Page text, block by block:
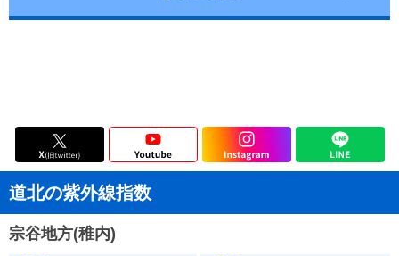
道北の紫外線指数
宗谷地方(稚内)